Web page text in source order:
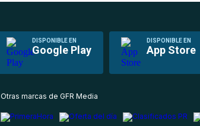
DISPONIBLE EN
Google Play
DISPONIBLE EN
App Store
Otras marcas de GFR Media